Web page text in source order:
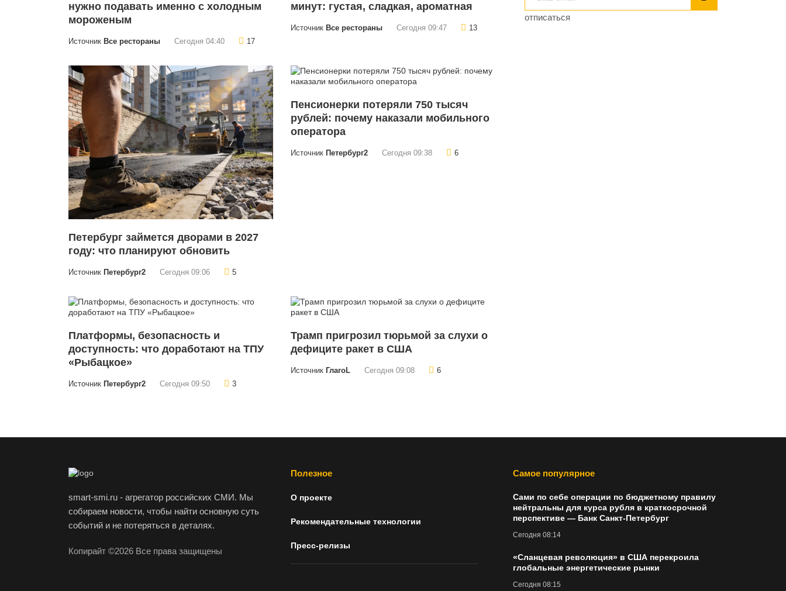
нужно подавать именно с холодным
мороженым
Источник Все рестораны Сегодня 04:40 17
минут: густая, сладкая, ароматная
Источник Все рестораны Сегодня 09:47 13
Петербург займется дворами в 2027
году: что планируют обновить
Источник Петербург2 Сегодня 09:06 5
Пенсионерки потеряли 750 тысяч
рублей: почему наказали мобильного
оператора
Источник Петербург2 Сегодня 09:38 6
Платформы, безопасность и
доступность: что доработают на ТПУ
«Рыбацкое»
Источник Петербург2 Сегодня 09:50 3
Трамп пригрозил тюрьмой за слухи о
дефиците ракет в США
Источник ГлагоL Сегодня 09:08 6
отписаться
smart-smi.ru - агрегатор российских СМИ. Мы
собираем новости, чтобы найти основную суть
событий и не потеряться в деталях.
Копирайт ©2026 Все права защищены
Полезное
О проекте
Рекомендательные технологии
Пресс-релизы
Самое популярное
Сами по себе операции по бюджетному правилу
нейтральны для курса рубля в краткосрочной
перспективе — Банк Санкт-Петербург
Сегодня 08:14
«Сланцевая революция» в США перекроила
глобальные энергетические рынки
Сегодня 08:15